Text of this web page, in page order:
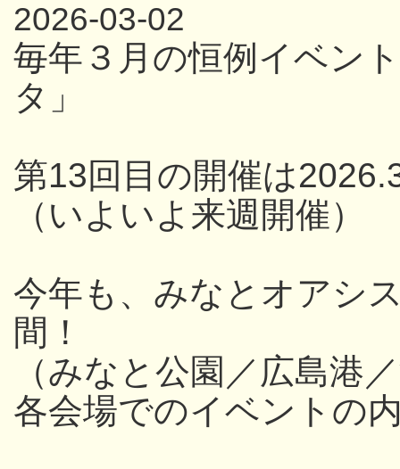
2026-03-02
毎年３月の恒例イベン
タ」
第13回目の開催は
（いよいよ来週開催）
今年も、みなとオアシ
間！
（みなと公園／広島港
各会場でのイベントの